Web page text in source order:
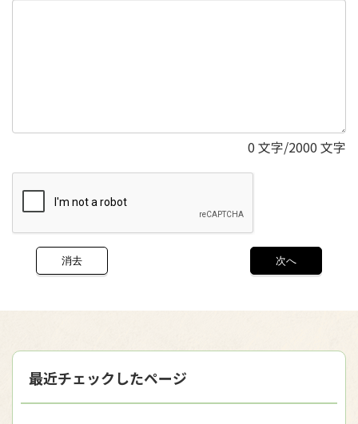
0 文字/2000 文字
最近チェックしたページ